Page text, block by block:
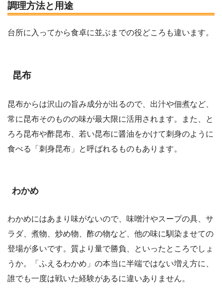
調理方法と用途
台所に入ってから食卓に並ぶまでの役どころも違います。
昆布
昆布からは沢山の旨み成分が出るので、出汁や佃煮など、
常に昆布そのものの味が最大限に活用されます。また、と
ろろ昆布や酢昆布、若い昆布に醤油をかけて刺身のように
食べる「刺身昆布」と呼ばれるものもあります。
わかめ
わかめにはあまり味がないので、味噌汁やスープの具、サ
ラダ、煮物、炒め物、酢の物など、他の味に馴染ませての
登場が多いです。質より量で勝負、といったところでしょ
うか。「ふえるわかめ」の本当に半端ではない増え方に、
誰でも一度は戦いた経験があるに違いありません。